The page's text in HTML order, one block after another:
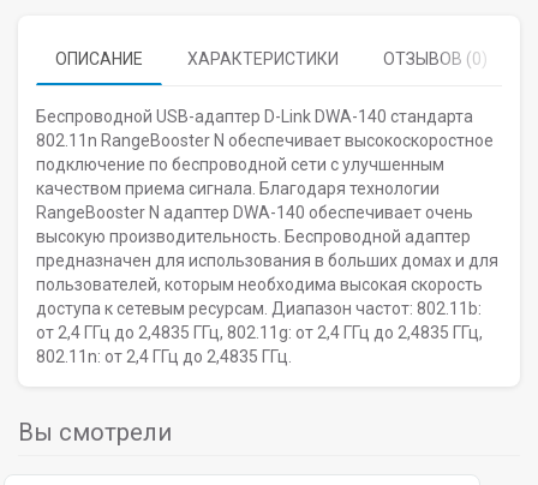
ОПИСАНИЕ ХАРАКТЕРИСТИКИ ОТЗЫВОВ (0)
Беспроводной USB-адаптер D-Link DWA-140 стандарта
802.11n RangeBooster N обеспечивает высокоскоростное
подключение по беспроводной сети с улучшенным
качеством приема сигнала. Благодаря технологии
RangeBooster N адаптер DWA-140 обеспечивает очень
высокую производительность. Беспроводной адаптер
предназначен для использования в больших домах и для
пользователей, которым необходима высокая скорость
доступа к сетевым ресурсам. Диапазон частот: 802.11b:
от 2,4 ГГц до 2,4835 ГГц, 802.11g: от 2,4 ГГц до 2,4835 ГГц,
802.11n: от 2,4 ГГц до 2,4835 ГГц.
Вы смотрели